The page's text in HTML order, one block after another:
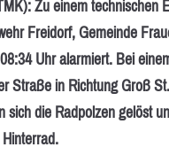
Zu einem technischen
Freidorf, Gemeinde
Uhr alarmiert. Bei
Straße in Richtung Groß
sich die Radpolzen gelöst